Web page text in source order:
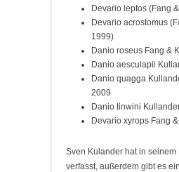
Devario leptos (Fang
Devario acrostomus
1999)
Danio roseus Fang &
Danio aesculapii
Danio quagga
2009
Danio tinwini
Devario xyrops Fang
Sven Kulander hat in seinem
verfasst, außerdem gibt es